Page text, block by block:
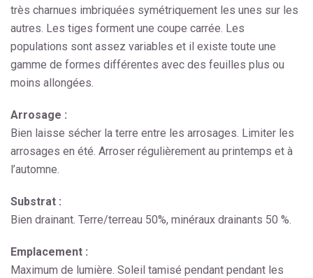
très charnues imbriquées symétriquement les unes sur les
autres. Les tiges forment une coupe carrée. Les
populations sont assez variables et il existe toute une
gamme de formes différentes avec des feuilles plus ou
moins allongées.
Arrosage :
Bien laisse sécher la terre entre les arrosages. Limiter les
arrosages en été. Arroser régulièrement au printemps et à
l’automne.
Substrat :
Bien drainant. Terre/terreau 50%, minéraux drainants 50 %.
Emplacement :
Maximum de lumière. Soleil tamisé pendant pendant les